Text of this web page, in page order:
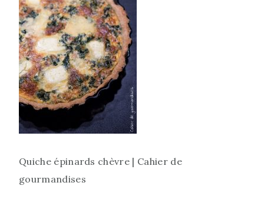
Quiche épinards chèvre | Cahier de
gourmandises